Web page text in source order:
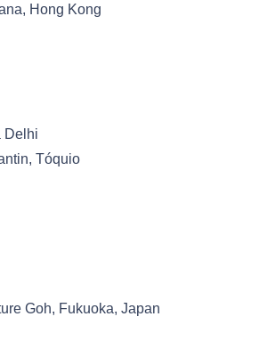
Hong Kong
Delhi
Tóquio
Goh, Fukuoka, Japan